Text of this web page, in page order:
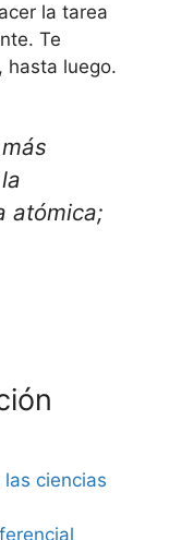
la tarea
Te
hasta luego.
atómica;
ciencias